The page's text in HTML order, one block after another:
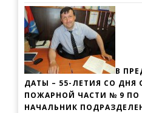
В
ДАТЫ – 55-ЛЕТИЯ СО ДНЯ
ПОЖАРНОЙ ЧАСТИ № 9 ПО
НАЧАЛЬНИК